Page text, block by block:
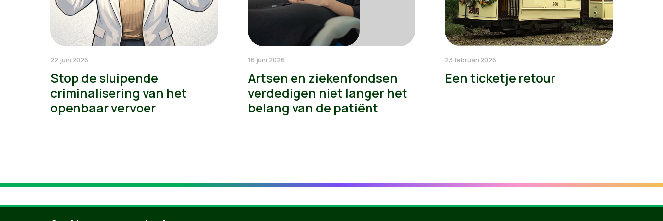
22 juni 2026
Stop de sluipende
criminalisering van het
openbaar vervoer
16 juni 2026
Artsen en ziekenfondsen
verdedigen niet langer het
belang van de patiënt
23 februari 2026
Een ticketje retour